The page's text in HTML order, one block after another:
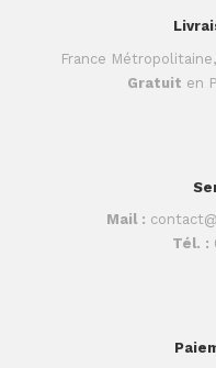
France
Gratuit en
Mail :
Tél. :